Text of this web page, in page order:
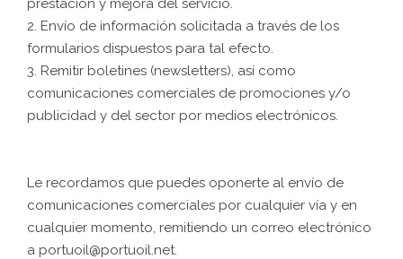
prestación y mejora del servicio.
2. Envío de información solicitada a través de los
formularios dispuestos para tal efecto.
3. Remitir boletines (newsletters), así como
comunicaciones comerciales de promociones y/o
publicidad y del sector por medios electrónicos.
Le recordamos que puedes oponerte al envío de
comunicaciones comerciales por cualquier vía y en
cualquier momento, remitiendo un correo electrónico
a portuoil@portuoil.net.